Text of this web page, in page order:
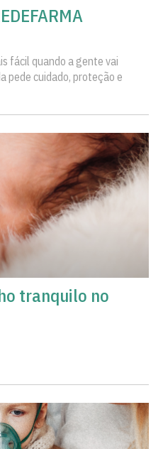
fácil quando a gente vai
pede cuidado, proteção e
tranquilo no